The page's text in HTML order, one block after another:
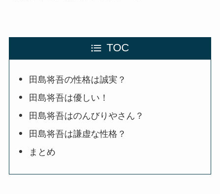
TOC
田島将吾の性格は誠実？
田島将吾は優しい！
田島将吾はのんびりやさん？
田島将吾は謙虚な性格？
まとめ